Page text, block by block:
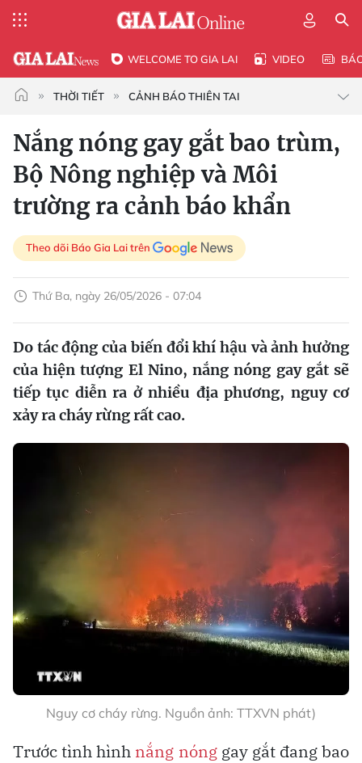
WELCOME TO GIA LAI VIDEO
THỜI TIẾT CẢNH BÁO THIÊN TAI
Nắng nóng gay gắt bao trùm,
Bộ Nông nghiệp và Môi
trường ra cảnh báo khẩn
Theo dõi Báo Gia Lai trên
Thứ Ba, ngày 26/05/2026 - 07:04
Do tác động của biến đổi khí hậu và ảnh hưởng
của hiện tượng El Nino, nắng nóng gay gắt sẽ
tiếp tục diễn ra ở nhiều địa phương, nguy cơ
xảy ra cháy rừng rất cao.
Nguy cơ cháy rừng. Nguồn ảnh: TTXVN phát)
Trước tình hình nắng nónggay gắt đang bao